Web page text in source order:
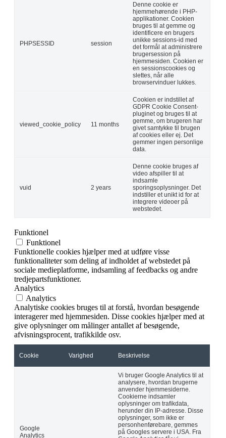
PHPSESSID session
Denne cookie er
hjemmehørende i PHP-
applikationer. Cookien
bruges til at gemme og
identificere en brugers
unikke sessions-id med
det formål at administrere
brugersession på
hjemmesiden. Cookien er
en sessionscookies og
slettes, når alle
browservinduer lukkes.
viewed_cookie_policy 11 months
Cookien er indstillet af
GDPR Cookie Consent-
pluginet og bruges til at
gemme, om brugeren har
givet samtykke til brugen
af cookies eller ej. Det
gemmer ingen personlige
data.
vuid 2 years
Denne cookie bruges af
video afspiller til at
indsamle
sporingsoplysninger. Det
indstiller et unikt id for at
integrere videoer på
webstedet.
Funktionel
Funktionel
Funktionelle cookies hjælper med at udføre visse
funktionaliteter som deling af indholdet af webstedet på
sociale medieplatforme, indsamling af feedbacks og andre
tredjepartsfunktioner.
Analytics
Analytics
Analytiske cookies bruges til at forstå, hvordan besøgende
interagerer med hjemmesiden. Disse cookies hjælper med at
give oplysninger om målinger antallet af besøgende,
afvisningsprocent, trafikkilde osv.
Cookie Varighed Beskrivelse
Google
Analytics
Vi bruger Google Analytics til at
analysere, hvordan brugerne
anvender hjemmesiderne.
Cookierne indsamler
oplysninger om trafikdata,
herunder din IP-adresse. Disse
oplysninger, som ikke er
personhenførebare, gemmes
på Googles servere i USA. Fra